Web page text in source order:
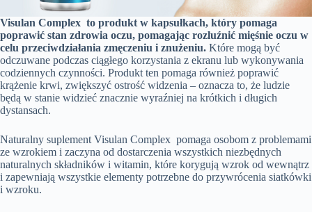
Visulan Complex to produkt w kapsułkach, który pomaga
poprawić stan zdrowia oczu, pomagając rozluźnić mięśnie oczu w
celu przeciwdziałania zmęczeniu i znużeniu. Które mogą być
odczuwane podczas ciągłego korzystania z ekranu lub wykonywania
codziennych czynności. Produkt ten pomaga również poprawić
krążenie krwi, zwiększyć ostrość widzenia – oznacza to, że ludzie
będą w stanie widzieć znacznie wyraźniej na krótkich i długich
dystansach.
Naturalny suplement Visulan Complex pomaga osobom z problemami
ze wzrokiem i zaczyna od dostarczenia wszystkich niezbędnych
naturalnych składników i witamin, które korygują wzrok od wewnątrz
i zapewniają wszystkie elementy potrzebne do przywrócenia siatkówki
i wzroku.